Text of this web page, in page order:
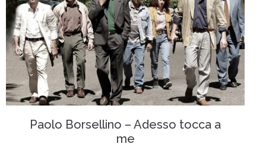
Paolo Borsellino – Adesso tocca a
me